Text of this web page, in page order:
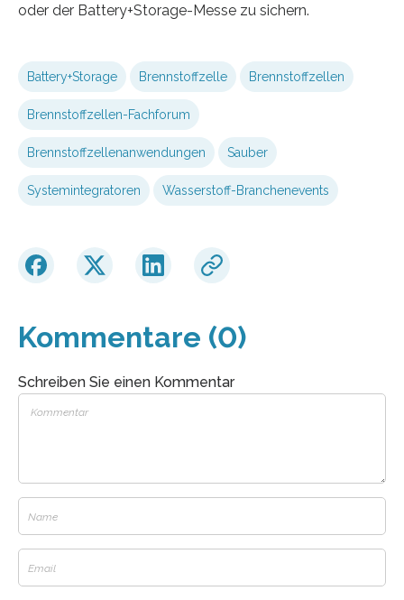
oder der Battery+Storage-Messe zu sichern.
Battery+Storage Brennstoffzelle Brennstoffzellen
Brennstoffzellen-Fachforum
Brennstoffzellenanwendungen Sauber
Systemintegratoren Wasserstoff-Branchenevents
Kommentare (0)
Schreiben Sie einen Kommentar